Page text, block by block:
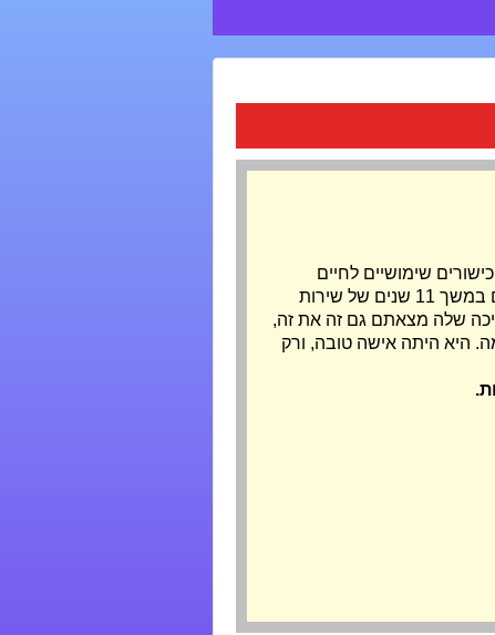
שימושיים לחיים
האזרחיים, כשאתם מכורים לסמי הקרב שהצבא פמפם לכם במשך 11 שנים של שירות
שלה מצאתם גם זה את זה,
היא היתה אישה טובה, ורק